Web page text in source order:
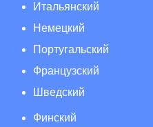
Итальянский
Немецкий
Португальский
Французский
Шведский
Финский